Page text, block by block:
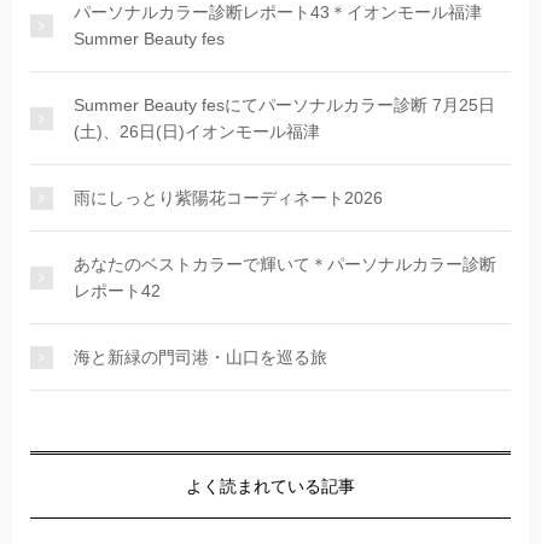
パーソナルカラー診断レポート43＊イオンモール福津
Summer Beauty fes
Summer Beauty fesにてパーソナルカラー診断 7月25日
(土)、26日(日)イオンモール福津
雨にしっとり紫陽花コーディネート2026
あなたのベストカラーで輝いて＊パーソナルカラー診断
レポート42
海と新緑の門司港・山口を巡る旅
よく読まれている記事